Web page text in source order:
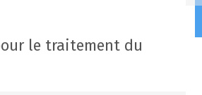
le traitement du